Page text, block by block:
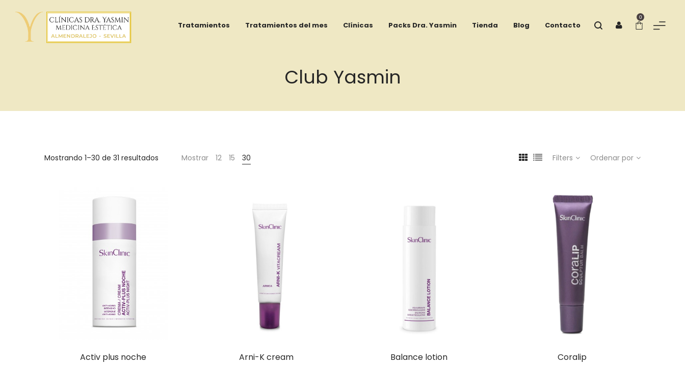
Tratamientos Tratamientos del mes Clínicas Packs Dra. Yasmin Tienda Blog Contacto
0
Club Yasmin
Mostrando 1–30 de 31 resultados Mostrar 12 15 30 Filters Ordenar por
Activ plus noche Arni-K cream Balance lotion Coralip